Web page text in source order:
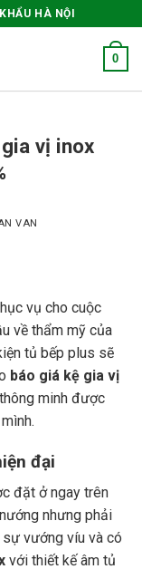
HÀ NỘI
0
vị inox
VAN
vụ cho cuộc
về thẩm mỹ của
tủ bếp plus sẽ
báo giá kệ gia vị
minh được
đại
đặt ở ngay trên
nhưng phải
vướng víu và có
với thiết kế âm tủ